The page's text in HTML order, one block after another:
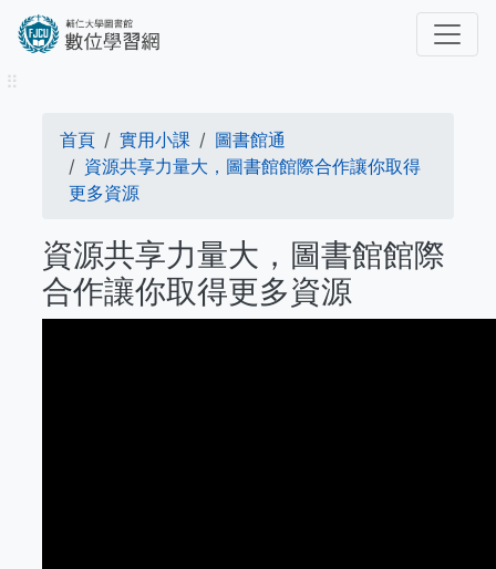
內
⠿
導
航
結
首頁 實用小課
圖書館通
資源共享力量大，圖書館館際合作讓你取得
更多資源
資源共享力量大，圖書館館際
合作讓你取得更多資源